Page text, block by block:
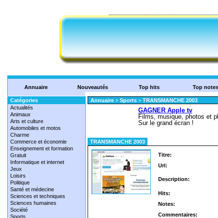
Annuaire Nouveautés Top hits Top notes
Catégories
Actualités
Animaux
Arts et culture
Automobiles et motos
Charme
Commerce et économie
Enseignement et formation
Gratuit
Informatique et internet
Jeux
Loisirs
Politique
Santé et médecine
Sciences et techniques
Sciences humaines
Société
Sports
Annuaire > Sports > TRANSMANCHE 2003
TRANSMANCHE 2003
Titre:
Url:
Description:
Hits:
Notes:
Commentaires: